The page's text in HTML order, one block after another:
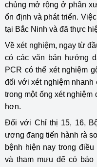
chủng mở rộng ở phân
ổn định và phát triển.
tại Bắc Ninh và đã thực
Về xét nghiệm, ngay từ
có các văn bản hướng
PCR có thể xét nghiệm
đối với xét nghiệm nhanh
trong một ống xét nghiệm
hơn.
Đối với Chỉ thị 15, 16,
ương đang tiến hành rà
bệnh hiện nay trong
và tham mưu để có báo